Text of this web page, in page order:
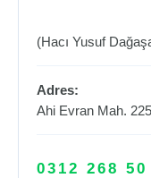
(Hacı Yusuf
Adres:
Ahi Evran Mah.
0312 268 50